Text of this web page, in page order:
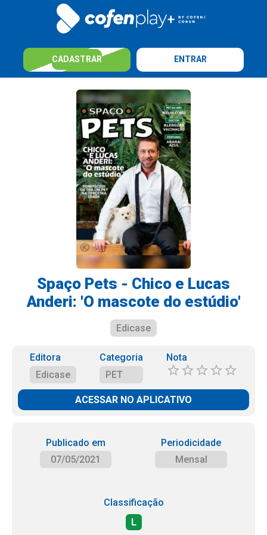
CADASTRAR ENTRAR
Spaço Pets - Chico e Lucas
Anderi: 'O mascote do estúdio'
Edicase
Editora
Edicase
Categoria
PET
Nota
ACESSAR NO APLICATIVO
Publicado em
07/05/2021
Periodicidade
Mensal
Classificação
L